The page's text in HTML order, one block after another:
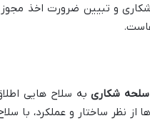
و تبیین ضرورت اخذ مجوز
شکاریبه سلاح هایی
نظر ساختار و عملکرد، با